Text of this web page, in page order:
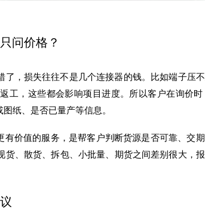
问价格？
，损失往往不是几个连接器的钱。比如端子压
工，这些都会影响项目进度。所以客户在询价
纸、是否已量产等信息。
有价值的服务，是帮客户判断货源是否可靠、交
、散货、拆包、小批量、期货之间差别很大，